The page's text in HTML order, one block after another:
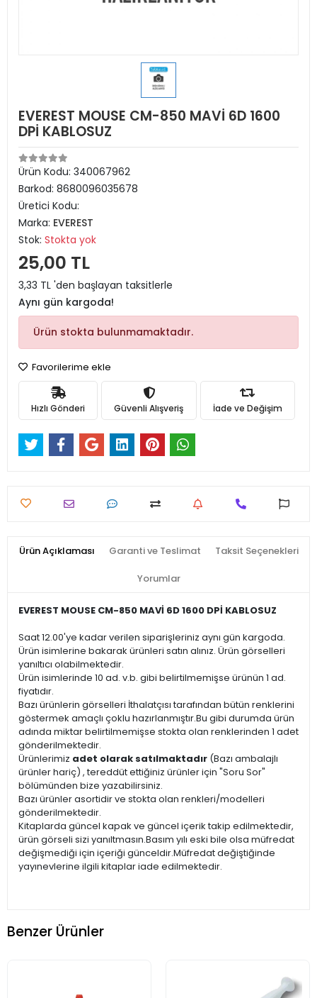
EVEREST MOUSE CM-850 MAVİ 6D 1600
DPİ KABLOSUZ
Ürün Kodu: 340067962
Barkod: 8680096035678
Üretici Kodu:
Marka: EVEREST
Stok: Stokta yok
25,00 TL
3,33 TL 'den başlayan taksitlerle
Aynı gün kargoda!
Ürün stokta bulunmamaktadır.
Favorilerime ekle
Hızlı Gönderi Güvenli Alışveriş İade ve Değişim
Ürün Açıklaması Garanti ve Teslimat Taksit Seçenekleri
Yorumlar
EVEREST MOUSE CM-850 MAVİ 6D 1600 DPİ KABLOSUZ
Saat 12.00'ye kadar verilen siparişleriniz aynı gün kargoda.
Ürün isimlerine bakarak ürünleri satın alınız. Ürün görselleri
yanıltıcı olabilmektedir.
Ürün isimlerinde 10 ad. v.b. gibi belirtilmemişse ürünün 1 ad.
fiyatıdır.
Bazı ürünlerin görselleri İthalatçısı tarafından bütün renklerini
göstermek amaçlı çoklu hazırlanmıştır.Bu gibi durumda ürün
adında miktar belirtilmemişse stokta olan renklerinden 1 adet
gönderilmektedir.
Ürünlerimiz adet olarak satılmaktadır (Bazı ambalajlı
ürünler hariç) , tereddüt ettiğiniz ürünler için "Soru Sor"
bölümünden bize yazabilirsiniz.
Bazı ürünler asortidir ve stokta olan renkleri/modelleri
gönderilmektedir.
Kitaplarda güncel kapak ve güncel içerik takip edilmektedir,
ürün görseli sizi yanıltmasın.Basım yılı eski bile olsa müfredat
değişmediği için içeriği günceldir.Müfredat değiştiğinde
yayınevlerine ilgili kitaplar iade edilmektedir.
Benzer Ürünler